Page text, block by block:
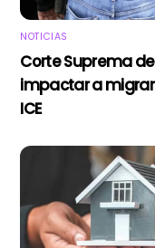
NOTICIAS
Corte Suprema
impactar a
ICE